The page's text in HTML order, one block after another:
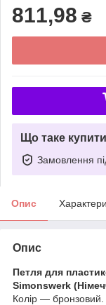
811,98 ₴
Що таке
Замовлення
Опис
Опис
Петля для
Simonswerk
Колір ― бронзовий.